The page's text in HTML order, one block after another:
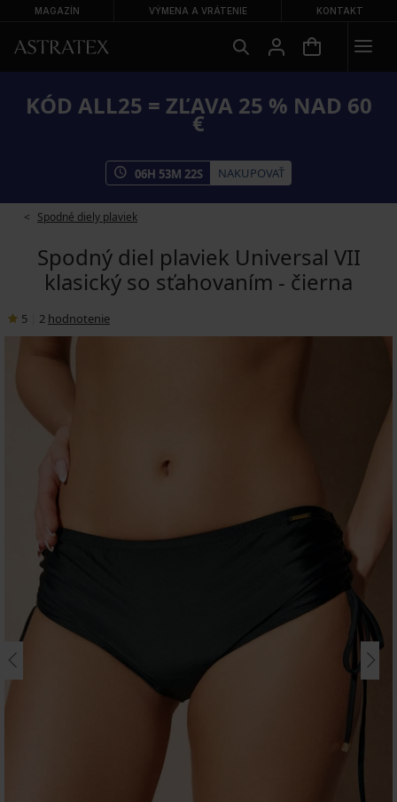
MAGAZÍN VÝMENA A VRÁTENIE KONTAKT
KÓD ALL25 = ZĽAVA 25 % NAD 60
€
06H 53M 21S NAKUPOVAŤ
Spodné diely plaviek
Spodný diel plaviek Universal VII
klasický so sťahovaním - čierna
5 2 hodnotenie